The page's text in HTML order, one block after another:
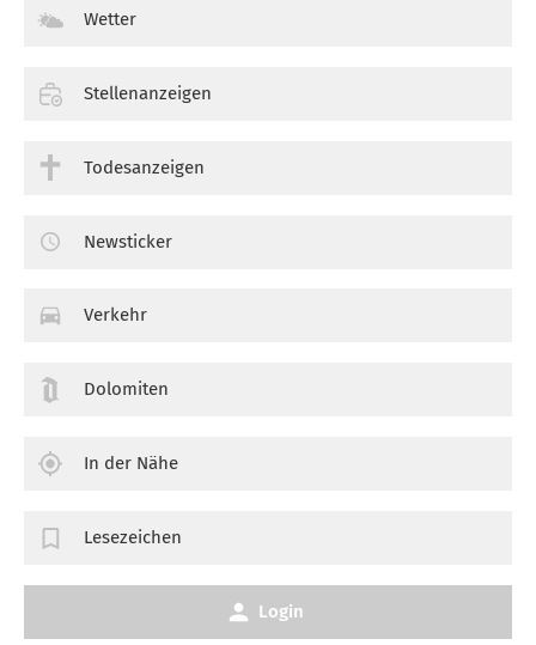
Wetter
Stellenanzeigen
Todesanzeigen
Newsticker
Verkehr
Dolomiten
In der Nähe
Lesezeichen
Login